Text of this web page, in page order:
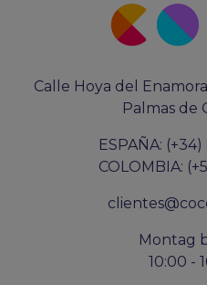
Calle Hoya del
Palmas de
ESPAÑA:
COLOMBIA:
Montag
10:00 -